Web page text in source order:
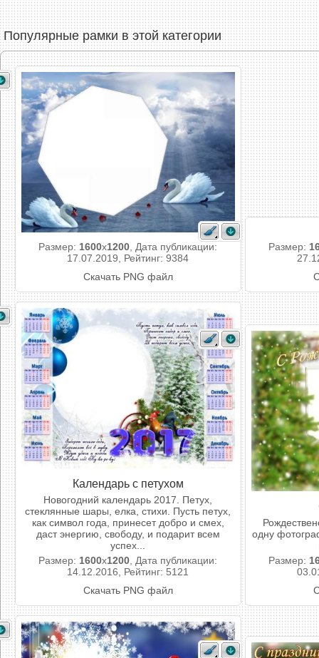
Популярные рамки в этой категории
Размер: 1600x1200 , Дата публикации:
17.07.2019, Рейтинг: 9384
Скачать PNG файл
Размер:
Календарь с петухом
Новогодний календарь 2017. Петух,
стеклянные шары, елка, стихи. Пусть петух,
как символ года, принесет добро и смех,
даст энергию, свободу, и подарит всем
успех...
Размер: 1600x1200 , Дата публикации:
14.12.2016, Рейтинг: 5121
Скачать PNG файл
одну
Размер: